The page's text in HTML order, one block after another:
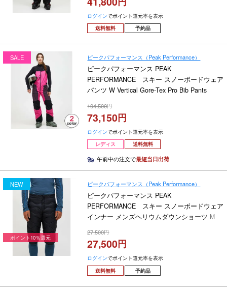
ログインでポイント還元率を表示
送料無料
予約品
SALE ピークパフォーマンス（Peak Performance）
ピークパフォーマンス PEAK
PERFORMANCE スキー スノーボードウェア
パンツ W Vertical Gore-Tex Pro Bib Pants
104,500
73,150
ログインでポイント還元率を表示
レディス
送料無料
午前中の注文で最短当日出荷
NEW ピークパフォーマンス（Peak Performance）
ピークパフォーマンス PEAK
PERFORMANCE スキー スノーボードウェア
インナー メンズヘリウムダウンショーツ M
27,500
27,500
ログインでポイント還元率を表示
送料無料
予約品
ポイント10％還元